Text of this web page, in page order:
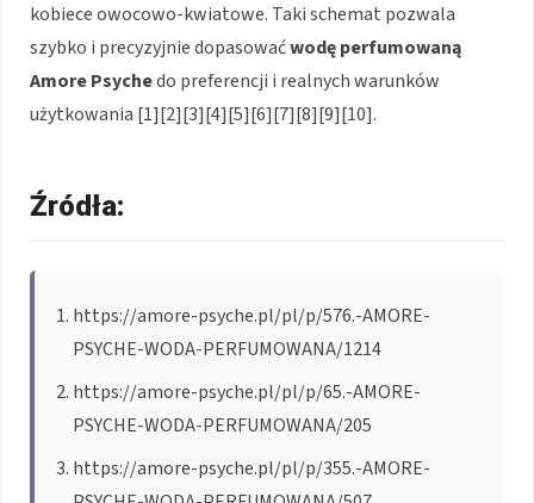
kobiece owocowo-kwiatowe. Taki schemat pozwala
szybko i precyzyjnie dopasowaćwodę perfumowaną
Amore Psychedo preferencji i realnych warunków
użytkowania [1][2][3][4][5][6][7][8][9][10].
Źródła:
https://amore-psyche.pl/pl/p/576.-AMORE-
PSYCHE-WODA-PERFUMOWANA/1214
https://amore-psyche.pl/pl/p/65.-AMORE-
PSYCHE-WODA-PERFUMOWANA/205
https://amore-psyche.pl/pl/p/355.-AMORE-